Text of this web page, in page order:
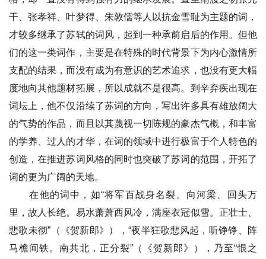
干、张孝祥、叶梦得、朱敦儒等人以抗金雪耻为主题的词，
才较多继承了苏轼的词风，起到一种承前启后的作用。但他
们的这一类词作，主要是在特殊的时代背景下为内心激情所
支配的结果，而没有成为有意识的艺术追求，也没有更大幅
度地向其他题材拓展，所以成就不是很高。到辛弃疾出现在
词坛上，他不仅沿续了苏词的方向，写出许多具有雄放阔大
的气势的作品，而且以其蔑视一切陈规的豪杰气概，和丰富
的学养、过人的才华，在词的领域中进行极富于个人特色的
创造，在推进苏词风格的同时也突破了苏词的范围，开拓了
词的更为广阔的天地。
在他的词中，如“将军百战身名裂。向河梁、回头万
里，故人长绝。易水萧萧西风冷，满座衣冠似雪。正壮士、
悲歌未彻”（《贺新郎》），“夜半狂歌悲风起，听铮铮、阵
马檐间铁。南共北，正分裂”（《贺新郎》），乃至“恨之